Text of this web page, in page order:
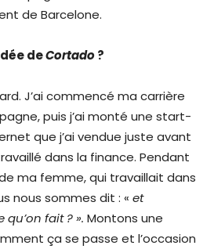
de Barcelone.
deCortado?
J’ai commencé ma carrière
puis j’ai monté une start-
que j’ai vendue juste avant
dans la finance. Pendant
ma femme, qui travaillait dans
nous sommes dit : « et
fait ? ». Montons une
ça se passe et l’occasion